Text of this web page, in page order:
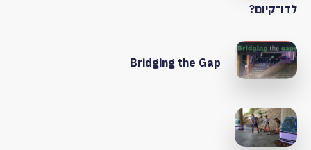
לדו־קיום?
Bridging the Gap